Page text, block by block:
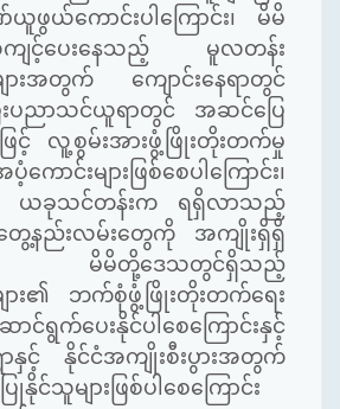
ယူဖွယ်ကောင်းပါကြောင်း၊ မိမိ
ကျင့်ပေးနေသည့် မူလတန်း
ားအတွက် ကျောင်းနေရာတွင်
းပညာသင်ယူရာတွင် အဆင်ပြေ
းဖြင့် လူ့စွမ်းအားဖွံ့ဖြိုးတိုးတက်မှု
င်းများဖြစ်စေပါကြောင်း၊
ယခုသင်တန်းက ရရှိလာသည့်
ေ့နည်းလမ်းတွေကို အကျိုးရှိရှိ
း မိမိတို့ဒေသတွင်ရှိသည့်
ား၏ ဘက်စုံဖွံ့ဖြိုးတိုးတက်ရေး
က်ပေးနိုင်ပါစေကြောင်းနှင့်
ာနှင့် နိုင်ငံအကျိုးစီးပွားအတွက်
သူများဖြစ်ပါစေကြောင်း